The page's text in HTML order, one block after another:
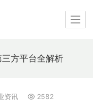
方平台全解析
资讯 2582